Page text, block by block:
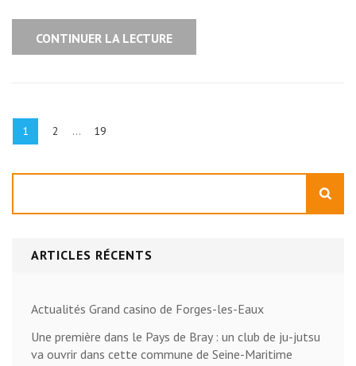
CONTINUER LA LECTURE
Pagination
des
publications
Page
1 Page
2 … Page
19
ARTICLES RÉCENTS
Actualités Grand casino de Forges-les-Eaux
Une première dans le Pays de Bray : un club de ju-jutsu
va ouvrir dans cette commune de Seine-Maritime